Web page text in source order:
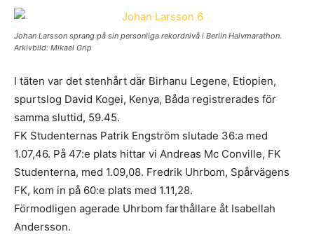
Johan Larsson sprang på sin personliga rekordnivå i Berlin Halvmarathon.
Arkivbild: Mikael Grip
I täten var det stenhårt där Birhanu Legene, Etiopien,
spurtslog David Kogei, Kenya, Båda registrerades för
samma sluttid, 59.45.
FK Studenternas Patrik Engström slutade 36:a med
1.07,46. På 47:e plats hittar vi Andreas Mc Conville, FK
Studenterna, med 1.09,08. Fredrik Uhrbom, Spårvägens
FK, kom in på 60:e plats med 1.11,28.
Förmodligen agerade Uhrbom farthållare åt Isabellah
Andersson.